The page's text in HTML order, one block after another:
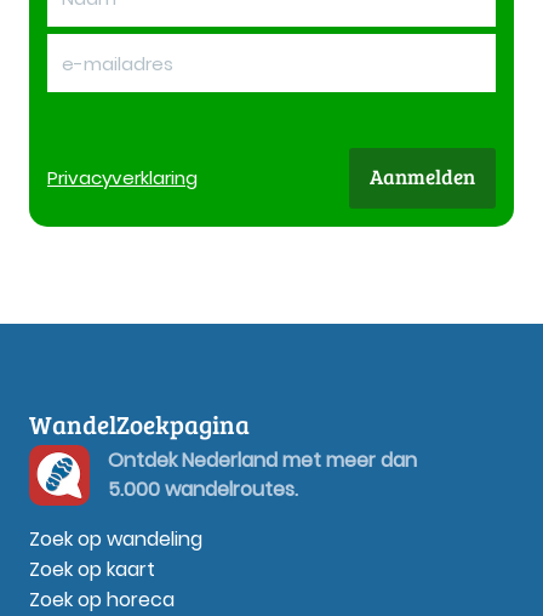
Privacyverklaring Aanmelden
WandelZoekpagina
Ontdek Nederland met meer dan
5.000 wandelroutes.
Zoek op wandeling
Zoek op kaart
Zoek op horeca